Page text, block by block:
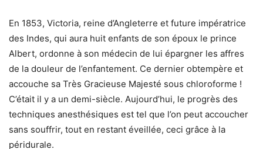
En 1853, Victoria, reine d’Angleterre et future impératrice
des Indes, qui aura huit enfants de son époux le prince
Albert, ordonne à son médecin de lui épargner les affres
de la douleur de l’enfantement. Ce dernier obtempère et
accouche sa Très Gracieuse Majesté sous chloroforme !
C’était il y a un demi-siècle. Aujourd’hui, le progrès des
techniques anesthésiques est tel que l’on peut accoucher
sans souffrir, tout en restant éveillée, ceci grâce à la
péridurale.